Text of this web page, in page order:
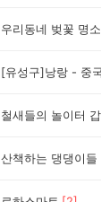
우리동네 벚꽃 명
[유성구]낭랑 - 중
철새들의 놀이터
산책하는 댕댕이들